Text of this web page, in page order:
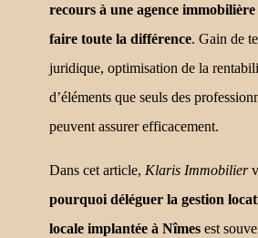
recours à une agence immobilière
faire toute la différence. Gain de
juridique, optimisation de la
d’éléments que seuls des
peuvent assurer efficacement.
Dans cet article, Klaris Immobilier
pourquoi déléguer la gestion
locale implantée à Nîmes est